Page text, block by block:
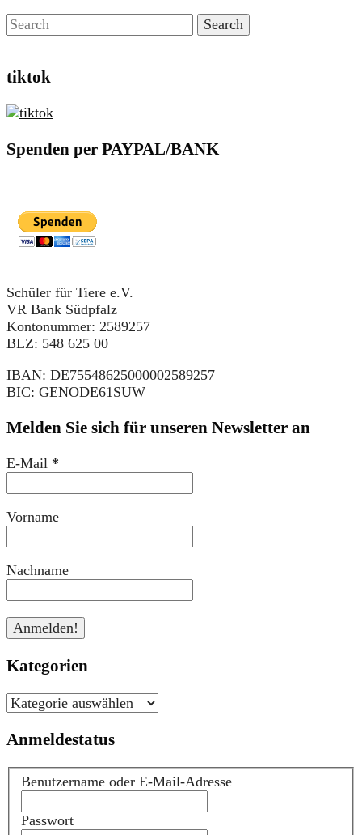
tiktok
Spenden per PAYPAL/BANK
Schüler für Tiere e.V.
VR Bank Südpfalz
Kontonummer: 2589257
BLZ: 548 625 00
IBAN: DE75548625000002589257
BIC: GENODE61SUW
Melden Sie sich für unseren Newsletter an
E-Mail *
Vorname
Nachname
Kategorien
Kategorien
Anmeldestatus
Benutzername oder E-Mail-Adresse
Passwort